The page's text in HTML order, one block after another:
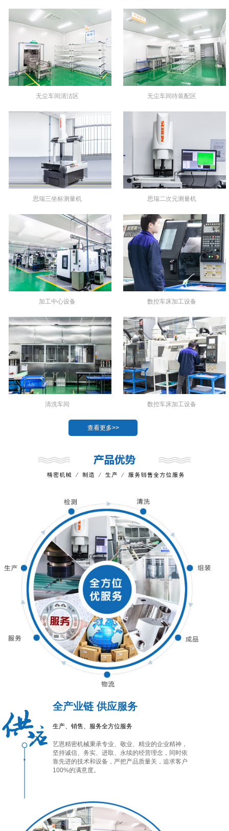
无尘车间清洁区 无尘车间待装配区
思瑞三坐标测量机 思瑞二次元测量机
加工中心设备 数控车床加工设备
清洗车间 数控车床加工设备
查看更多>>
全产业链 供应服务
生产、销售、服务全方位服务
艺恩精密机械秉承专业、敬业、精业的企业精神，
坚持诚信、务实、进取、永续的经营理念，同时依
靠先进的技术和设备，严把产品质量关，追求客户
100%的满意度。